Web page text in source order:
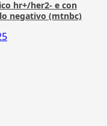
hr+/her2- e con
negativo (mtnbc)